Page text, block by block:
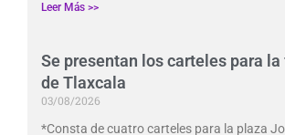
Leer Más >>
Se presentan los carteles para la
de Tlaxcala
03/08/2026
*Consta de cuatro carteles para la plaza